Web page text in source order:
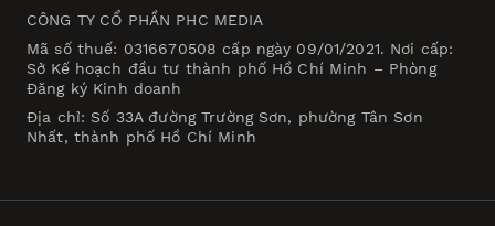
CÔNG TY CỔ PHẦN PHC MEDIA
Mã số thuế: 0316670508 cấp ngày 09/01/2021. Nơi cấp:
Sở Kế hoạch đầu tư thành phố Hồ Chí Minh – Phòng
Đăng ký Kinh doanh
Địa chỉ: Số 33A đường Trường Sơn, phường Tân Sơn
Nhất, thành phố Hồ Chí Minh